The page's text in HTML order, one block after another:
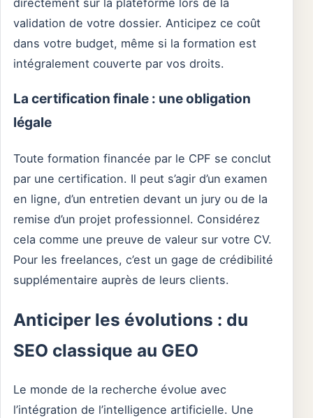
validation de votre dossier. Anticipez ce coût
dans votre budget, même si la formation est
intégralement couverte par vos droits.
La certification finale : une obligation
légale
Toute formation financée par le CPF se conclut
par une certification. Il peut s’agir d’un examen
en ligne, d’un entretien devant un jury ou de la
remise d’un projet professionnel. Considérez
cela comme une preuve de valeur sur votre CV.
Pour les freelances, c’est un gage de crédibilité
supplémentaire auprès de leurs clients.
Anticiper les évolutions : du
SEO classique au GEO
Le monde de la recherche évolue avec
l’intégration de l’intelligence artificielle. Une